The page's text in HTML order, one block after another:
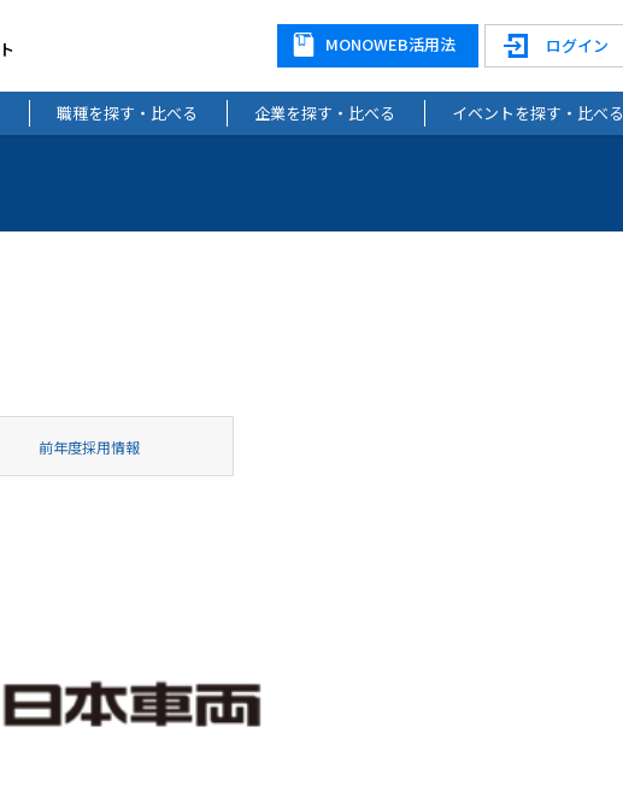
ログイン
MONOWEB活用法
職種を探す・比べる 企業を探す・比べる イベントを探す・比べる
前年度採用情報